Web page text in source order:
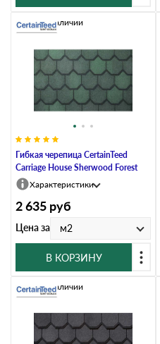
Гибкая черепица CertainTeed
Carriage House Sherwood Forest
Нет в наличии
Характеристики
2 635 руб
Цена за м2
В КОРЗИНУ
Нет в наличии